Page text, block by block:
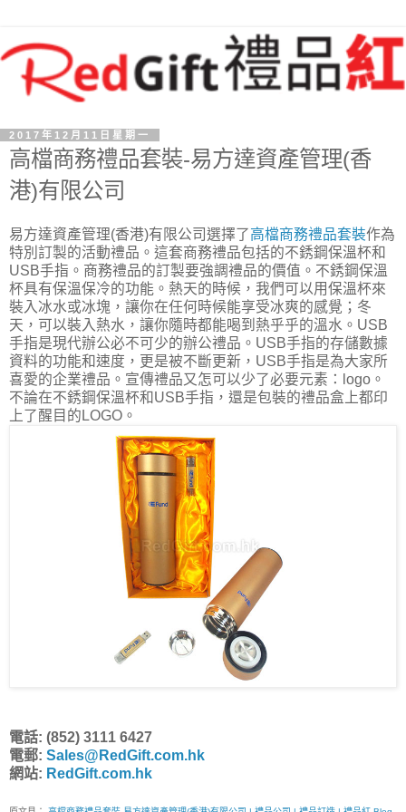
2017年12月11日星期一
高檔商務禮品套裝-易方達資產管理(香
港)有限公司
易方達資產管理(香港)有限公司選擇了高檔商務禮品套裝作為
特別訂製的活動禮品。這套商務禮品包括的不銹鋼保溫杯和
USB手指。商務禮品的訂製要強調禮品的價值。不銹鋼保溫
杯具有保溫保冷的功能。熱天的時候，我們可以用保溫杯來
裝入冰水或冰塊，讓你在任何時候能享受冰爽的感覺；冬
天，可以裝入熱水，讓你隨時都能喝到熱乎乎的溫水。USB
手指是現代辦公必不可少的辦公禮品。USB手指的存儲數據
資料的功能和速度，更是被不斷更新，USB手指是為大家所
喜愛的企業禮品。宣傳禮品又怎可以少了必要元素：logo。
不論在不銹鋼保溫杯和USB手指，還是包裝的禮品盒上都印
上了醒目的LOGO。
電話: (852) 3111 6427
電郵: Sales@RedGift.com.hk
網站: RedGift.com.hk